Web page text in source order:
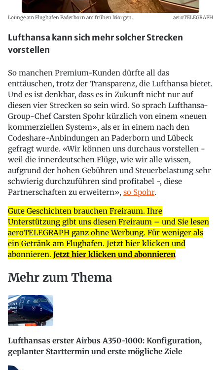
Lounge am Flughafen Paderborn am frühen Morgen. aeroTELEGRAPH
Lufthansa kann sich mehr solcher Strecken
vorstellen
So manchen Premium-Kunden dürfte all das
enttäuschen, trotz der Transparenz, die Lufthansa bietet.
Und es ist denkbar, dass es in Zukunft nicht nur auf
diesen vier Strecken so sein wird. So sprach Lufthansa-
Group-Chef Carsten Spohr kürzlich von einem «neuen
kommerziellen System», als er in einem nach den
Codeshare-Anbindungen an Paderborn und Lübeck
gefragt wurde. «Wir können uns durchaus vorstellen -
weil die innerdeutschen Flüge, wie wir alle wissen,
aufgrund der hohen Gebühren und Steuerbelastung sehr
schwierig durchzuführen sind profitabel -, diese
Partnerschaften zu erweitern», so Spohr.
Gute Geschichten brauchen Freiraum. Ihre
Unterstützung gibt uns diesen Freiraum – und Sie lesen
aeroTELEGRAPH ganz ohne Werbung. Für weniger als
ein Getränk am Flughafen. Jetzt hier klicken und
abonnieren. Jetzt hier klicken und abonnieren
Mehr zum Thema
Lufthansas erster Airbus A350-1000: Konfiguration,
geplanter Starttermin und erste mögliche Ziele